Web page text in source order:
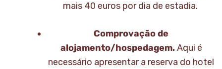
mais 40 euros por dia de estadia.
Comprovação de
alojamento/hospedagem.Aqui é
necessário apresentar a reserva do hotel